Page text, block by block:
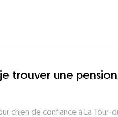
trouver une
chien de confiance à La